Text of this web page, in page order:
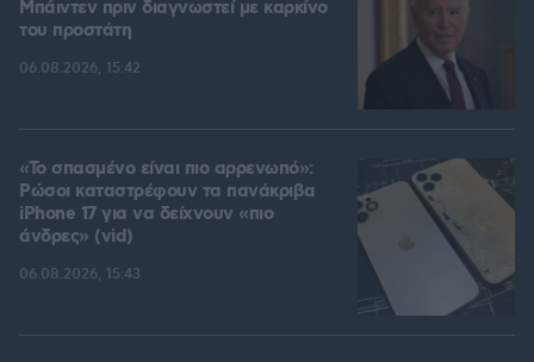
Μπάιντεν πριν διαγνωστεί με καρκίνο
του προστάτη
06.08.2026, 15:42
«Το σπασμένο είναι πιο αρρενωπό»:
Ρώσοι καταστρέφουν τα πανάκριβα
iPhone 17 για να δείχνουν «πιο
άνδρες» (vid)
06.08.2026, 15:43